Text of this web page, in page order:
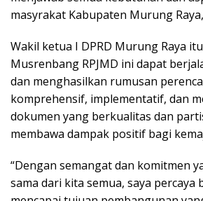
masyrakat Kabupaten Murung
Wakil ketua I DPRD Murung Raya
Musrenbang RPJMD ini dapat
dan menghasilkan rumusan
komprehensif, implementatif, dan
dokumen yang berkualitas dan
membawa dampak positif bagi
“Dengan semangat dan komitmen
sama dari kita semua, saya percaya